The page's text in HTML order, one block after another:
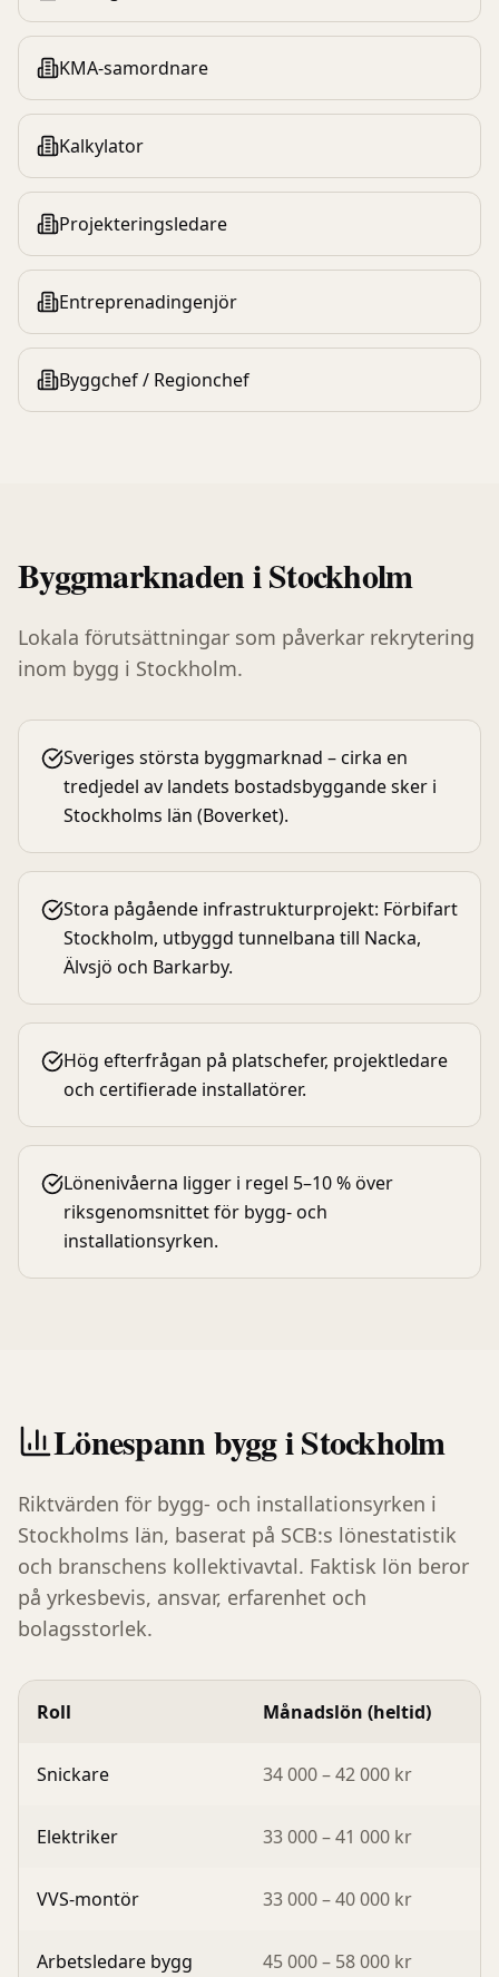
KMA-samordnare
Kalkylator
Projekteringsledare
Entreprenadingenjör
Byggchef / Regionchef
Byggmarknaden iStockholm
Lokala förutsättningar som påverkar rekrytering
inom bygg i Stockholm.
Sveriges största byggmarknad – cirka en
tredjedel av landets bostadsbyggande sker i
Stockholms län (Boverket).
Stora pågående infrastrukturprojekt: Förbifart
Stockholm, utbyggd tunnelbana till Nacka,
Älvsjö och Barkarby.
Hög efterfrågan på platschefer, projektledare
och certifierade installatörer.
Lönenivåerna ligger i regel 5–10 % över
riksgenomsnittet för bygg- och
installationsyrken.
LönespannbyggiStockholm
Riktvärden för bygg- och installationsyrken i
Stockholms län, baserat på SCB:s lönestatistik
och branschens kollektivavtal. Faktisk lön beror
på yrkesbevis, ansvar, erfarenhet och
bolagsstorlek.
Roll Månadslön (heltid)
Snickare 34 000 – 42 000 kr
Elektriker 33 000 – 41 000 kr
VVS-montör 33 000 – 40 000 kr
Arbetsledare bygg 45 000 – 58 000 kr